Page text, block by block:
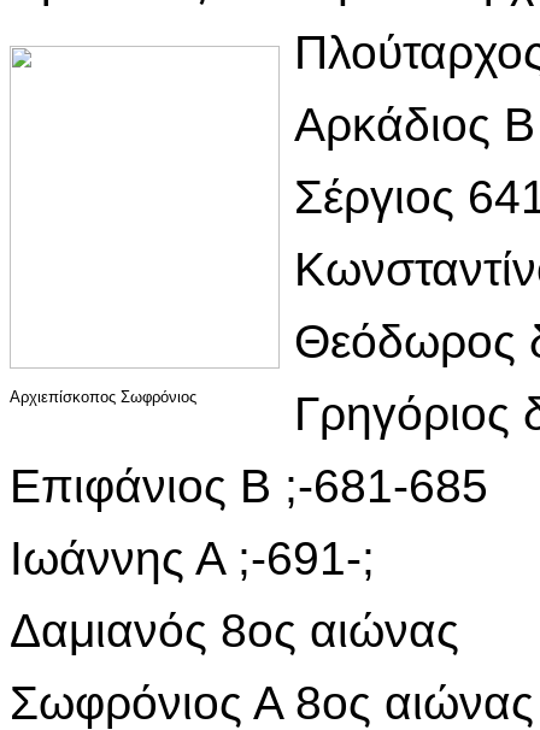
Αρχιεπίσκοπος Σωφρόνιος
Αρκάδιος
Σέργιος
Θεόδωρος
Γρηγόριος
Επιφάνιος Β ;-681-685
Ιωάννης Α ;-691-;
Δαμιανός 8ος αιώνας
Σωφρόνιος Α 8ος αιώνας